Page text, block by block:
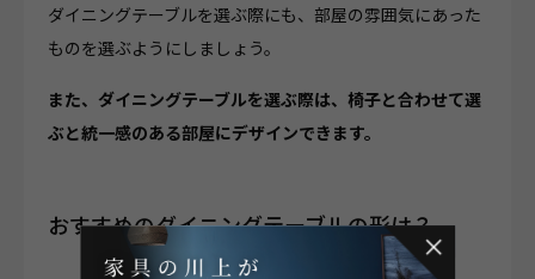
ダイニングテーブルを選ぶ際にも、部屋の雰囲気にあった
ものを選ぶようにしましょう。
また、ダイニングテーブルを選ぶ際は、椅子と合わせて選
ぶと統一感のある部屋にデザインできます。
おすすめのダイニングテーブルの形は？